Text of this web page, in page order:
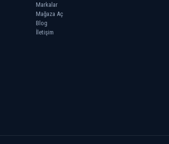
Markalar
Mağaza Aç
Blog
İletişim